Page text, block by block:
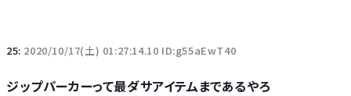
25: 2020/10/17(土) 01:27:14.10 ID:g55aEwT40
ジップパーカーって最ダサアイテムまであるやろ